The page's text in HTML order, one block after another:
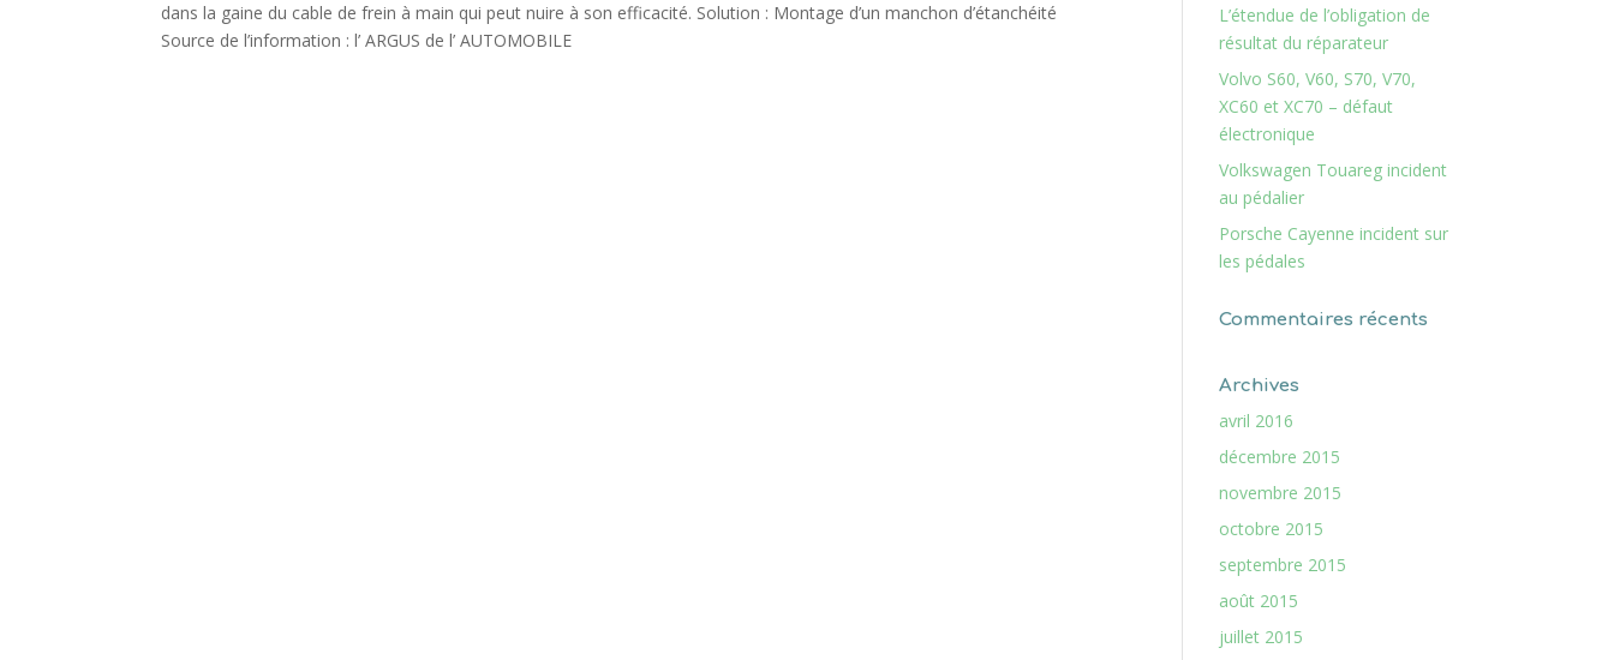
dans la gaine du cable de frein à main qui peut nuire à son efficacité. Solution : Montage d’un manchon d’étanchéité
Source de l’information : l’ ARGUS de l’ AUTOMOBILE
L’étendue de l’obligation de
résultat du réparateur
Volvo S60, V60, S70, V70,
XC60 et XC70 – défaut
électronique
Volkswagen Touareg incident
au pédalier
Porsche Cayenne incident sur
les pédales
Commentaires récents
Archives
avril 2016
décembre 2015
novembre 2015
octobre 2015
septembre 2015
août 2015
juillet 2015